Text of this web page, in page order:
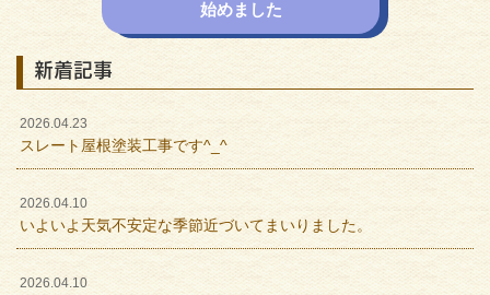
始めました
新着記事
2026.04.23
スレート屋根塗装工事です^_^
2026.04.10
いよいよ天気不安定な季節近づいてまいりました。
2026.04.10